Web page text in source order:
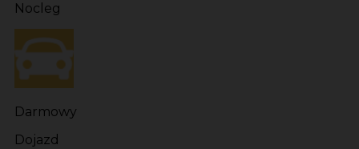
Nocleg
Darmowy
Dojazd